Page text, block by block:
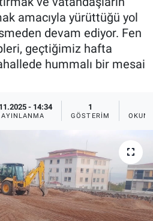
amacıyla yürüttüğü yol
devam ediyor. Fen
geçtiğimiz hafta
hummalı bir mesai
- 14:34 1
GÖSTERIM